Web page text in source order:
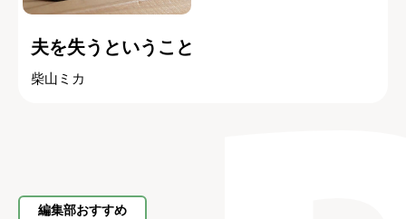
夫を失うということ
柴山ミカ
編集部おすすめ